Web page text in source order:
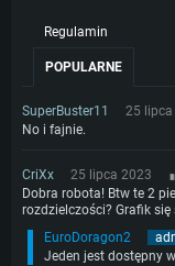
Regulamin
POPULARNE
SuperBuster11 25 lipca
No i fajnie.
CriXx 25 lipca 2023
Dobra robota! Btw te 2
rozdzielczości? Grafik się
EuroDoragon2
Jeden jest dostępny